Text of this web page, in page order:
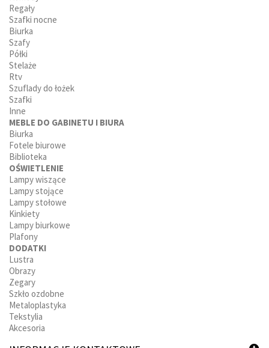
Regały
Szafki nocne
Biurka
Szafy
Półki
Stelaże
Rtv
Szuflady do łożek
Szafki
Inne
MEBLE DO GABINETU I BIURA
Biurka
Fotele biurowe
Biblioteka
OŚWIETLENIE
Lampy wiszące
Lampy stojące
Lampy stołowe
Kinkiety
Lampy biurkowe
Plafony
DODATKI
Lustra
Obrazy
Zegary
Szkło ozdobne
Metaloplastyka
Tekstylia
Akcesoria